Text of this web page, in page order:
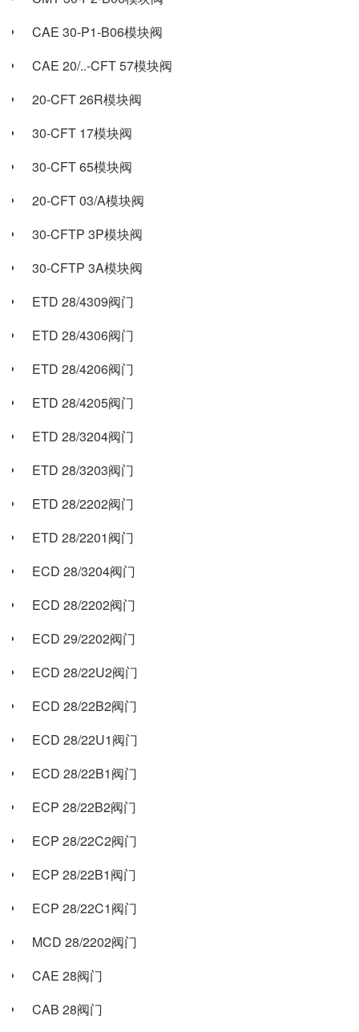
CAE 30-P1-B06模块阀
CAE 20/..-CFT 57模块阀
20-CFT 26R模块阀
30-CFT 17模块阀
30-CFT 65模块阀
20-CFT 03/A模块阀
30-CFTP 3P模块阀
30-CFTP 3A模块阀
ETD 28/4309阀门
ETD 28/4306阀门
ETD 28/4206阀门
ETD 28/4205阀门
ETD 28/3204阀门
ETD 28/3203阀门
ETD 28/2202阀门
ETD 28/2201阀门
ECD 28/3204阀门
ECD 28/2202阀门
ECD 29/2202阀门
ECD 28/22U2阀门
ECD 28/22B2阀门
ECD 28/22U1阀门
ECD 28/22B1阀门
ECP 28/22B2阀门
ECP 28/22C2阀门
ECP 28/22B1阀门
ECP 28/22C1阀门
MCD 28/2202阀门
CAE 28阀门
CAB 28阀门